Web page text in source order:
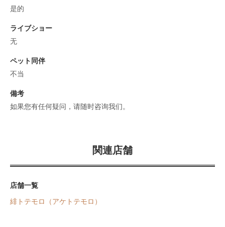
是的
ライブショー
无
ペット同伴
不当
備考
如果您有任何疑问，请随时咨询我们。
関連店舗
店舗一覧
緋トテモロ（アケトテモロ）